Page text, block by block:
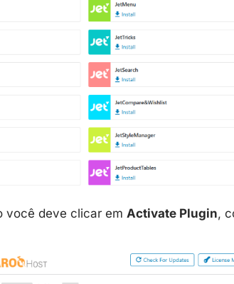
você deve clicar em Activate Plugin,